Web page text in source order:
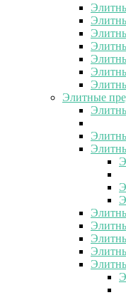
Элитные